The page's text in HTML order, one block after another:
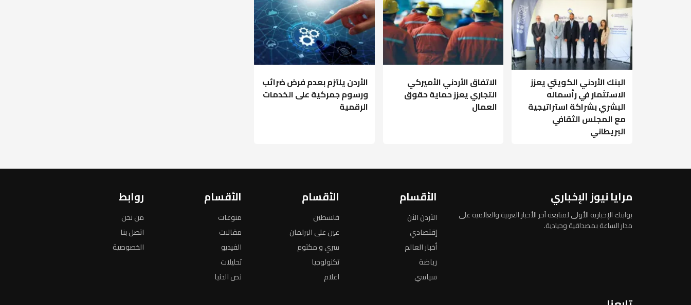
البنك الأردني الكويتي يعزز
الاستثمار في رأسماله
البشري بشراكة استراتيجية
مع المجلس الثقافي
البريطاني
الاتفاق الأردني الأميركي
التجاري يعزز حماية حقوق
العمال
الأردن يلتزم بعدم فرض ضرائب
ورسوم جمركية على الخدمات
الرقمية
مرايا نيوز الإخباري
بوابتك الإخبارية الأولى لمتابعة آخر الأخبار العربية والعالمية على
مدار الساعة بمصداقية وحيادية.
الأقسام
الأردن الأن
إقتصادي
أخبار العالم
رياضة
سياسي
الأقسام
فلسطين
عين على البرلمان
سري و مكتوم
تكنولوجيا
اعلام
الأقسام
منوعات
مقالات
الفيديو
تحليلات
نص الدنيا
روابط
من نحن
اتصل بنا
الخصوصية